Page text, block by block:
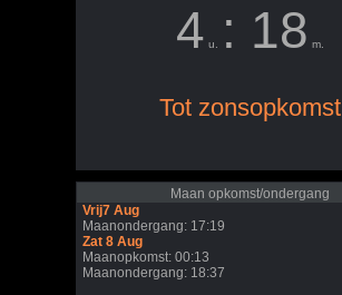
4 u. : 18 m.
Tot zonsopkomst
Maan opkomst/ondergang
Vrij7 Aug
Maanondergang: 17:19
Zat 8 Aug
Maanopkomst: 00:13
Maanondergang: 18:37